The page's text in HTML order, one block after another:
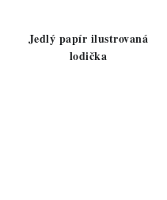
Jedlý papír ilustrovaná
lodička